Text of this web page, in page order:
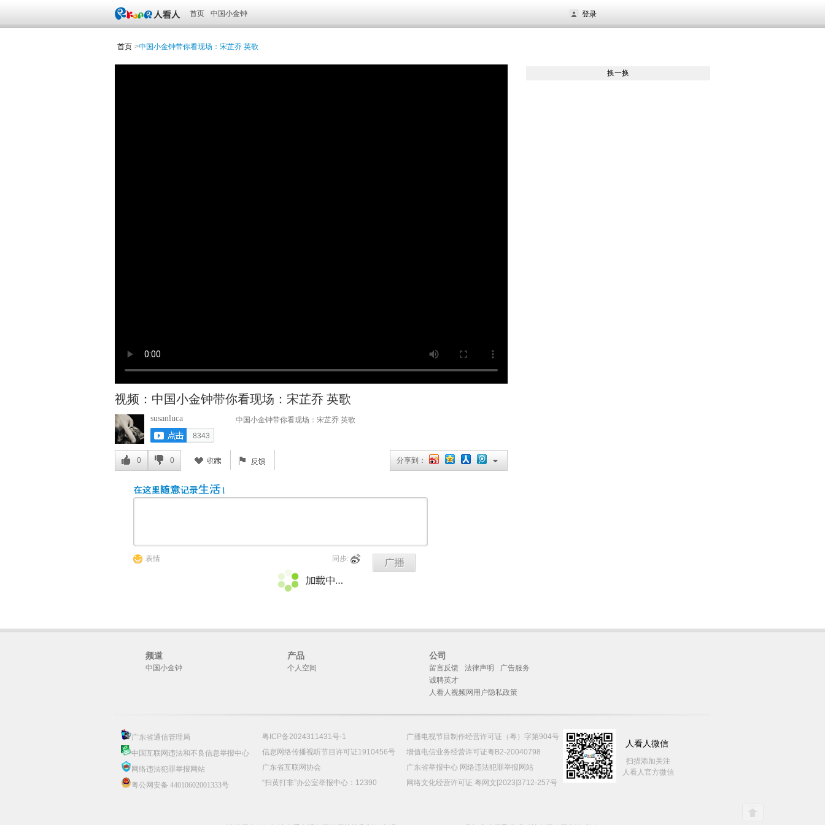
首页 中国小金钟 登录
首页 >中国小金钟带你看现场：宋芷乔 英歌
视频：中国小金钟带你看现场：宋芷乔 英歌
susanluca
8343
中国小金钟带你看现场：宋芷乔 英歌
0 0 分享到：
表情 同步:
换一换
频道
中国小金钟
产品
个人空间
公司
留言反馈 法律声明
广告服务
诚聘英才
人看人视频网用户隐私政策
广东省通信管理局
中国互联网违法和不良信息举报中心
网络违法犯罪举报网站
粤公网安备 44010602001333号
粤ICP备2024311431号-1
信息网络传播视听节目许可证1910456号
广东省互联网协会
“扫黄打非”办公室举报中心：12390
广播电视节目制作经营许可证（粤）字第904号
增值电信业务经营许可证粤B2-20040798
广东省举报中心 网络违法犯罪举报网站
网络文化经营许可证 粤网文[2023]3712-257号
人看人微信
扫描添加关注
人看人官方微信